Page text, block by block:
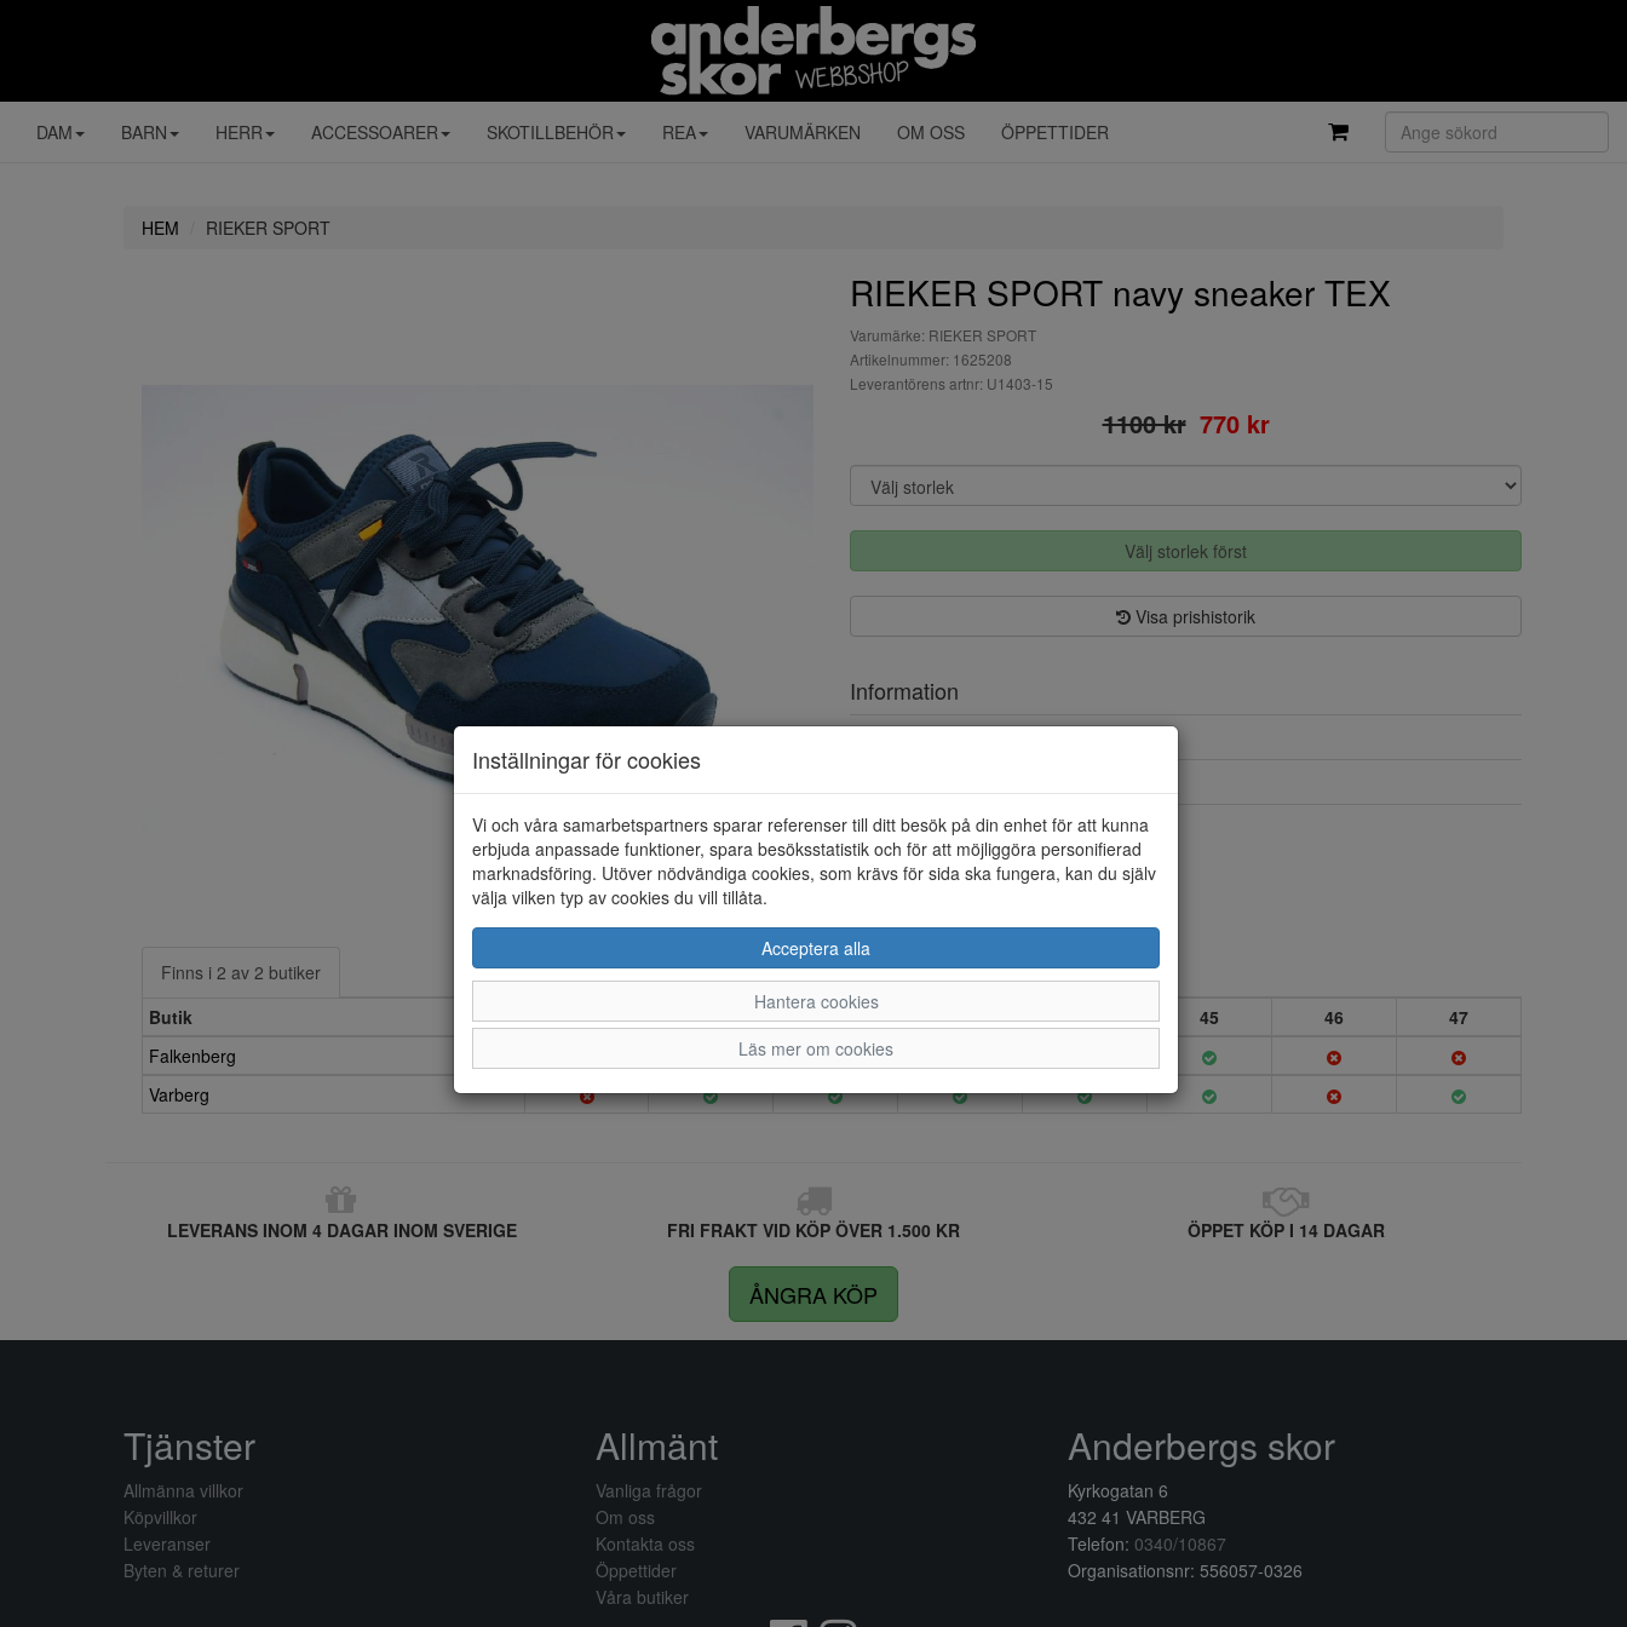
DAM BARN HERR ACCESSOARER SKOTILLBEHÖR REA VARUMÄRKEN OM OSS ÖPPETTIDER
HEM RIEKER SPORT
RIEKER SPORT navy sneaker TEX
Varumärke: RIEKER SPORT
Artikelnummer: 1625208
Leverantörens artnr: U1403-15
1100 kr 770 kr
Välj storlek först
Visa prishistorik
Information
Löstagbar innersula
Ja
Finns i 2 av 2 butiker
Butik
40 41 42 43 44 45 46
47
Falkenberg
Varberg
LEVERANS INOM 4 DAGAR INOM SVERIGE FRI FRAKT VID KÖP ÖVER 1.500 KR ÖPPET KÖP I 14 DAGAR
ÅNGRA KÖP
Inställningar för cookies
Vi och våra samarbetspartners sparar referenser till ditt besök på din enhet för att kunna
erbjuda anpassade funktioner, spara besöksstatistik och för att möjliggöra personifierad
marknadsföring. Utöver nödvändiga cookies, som krävs för sida ska fungera, kan du själv
välja vilken typ av cookies du vill tillåta.
Acceptera alla
Hantera cookies
Läs mer om cookies
Tjänster
Allmänna villkor
Köpvillkor
Leveranser
Byten & returer
Allmänt
Vanliga frågor
Om oss
Kontakta oss
Öppettider
Våra butiker
Anderbergs skor
Kyrkogatan 6
432 41 VARBERG
Telefon: 0340/10867
Organisationsnr: 556057-0326